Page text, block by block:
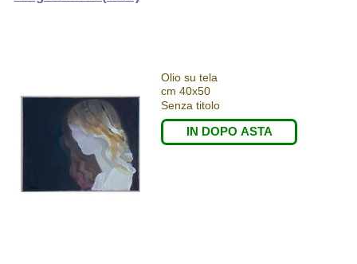
Olio su tela
cm 40x50
Senza titolo
IN DOPO ASTA